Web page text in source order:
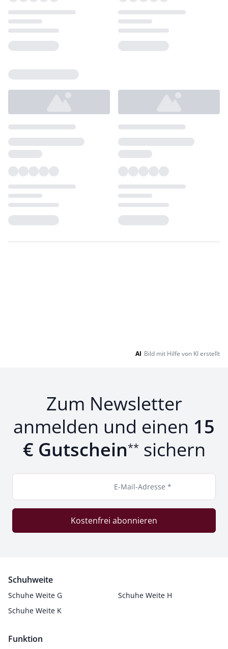
AI Bild mit Hilfe von KI erstellt
Zum Newsletter
anmelden und einen 15
€ Gutschein** sichern
E-Mail-Adresse *
Kostenfrei abonnieren
Schuhweite
Schuhe Weite G
Schuhe Weite H
Schuhe Weite K
Funktion